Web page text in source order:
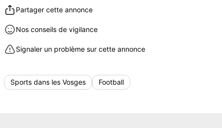
Partager cette annonce
Nos conseils de vigilance
Signaler un problème sur cette annonce
Sports dans les Vosges Football